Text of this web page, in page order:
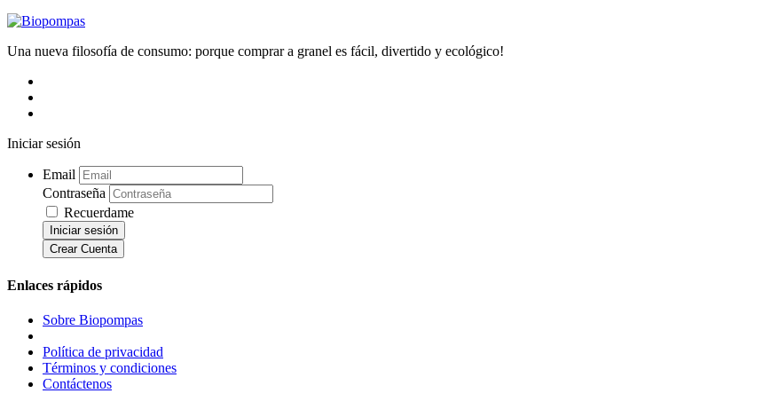
Una nueva filosofía de consumo: porque comprar a granel es fácil, divertido y ecológico!
Iniciar sesión
Email
Contraseña
Recuerdame
Iniciar sesión
Crear Cuenta
Enlaces rápidos
Sobre Biopompas
Política de privacidad
Términos y condiciones
Contáctenos